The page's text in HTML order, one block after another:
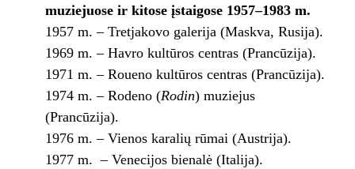
muziejuose ir kitose įstaigose 1957–1983 m.
1957 m. – Tretjakovo galerija (Maskva, Rusija).
1969 m. – Havro kultūros centras (Prancūzija).
1971 m. – Roueno kultūros centras (Prancūzija).
1974 m. – Rodeno (Rodin) muziejus
(Prancūzija).
1976 m. – Vienos karalių rūmai (Austrija).
1977 m. – Venecijos bienalė (Italija).